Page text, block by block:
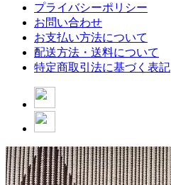
プライバシーポリシー
お問い合わせ
お支払い方法について
配送方法・送料について
特定商取引法に基づく表記